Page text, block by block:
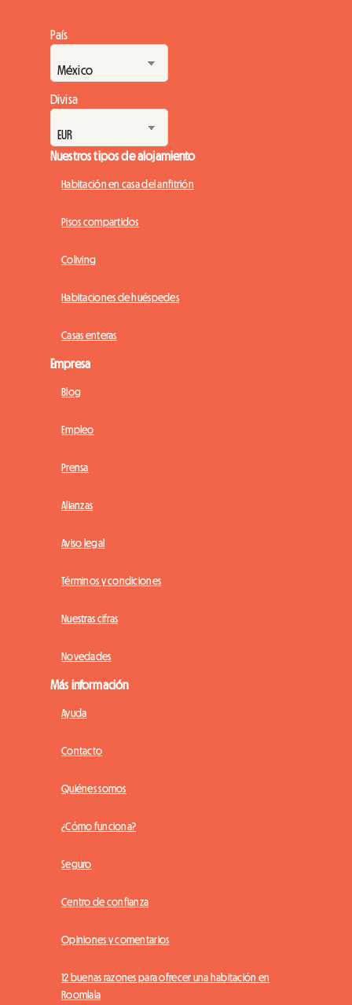
País
Divisa
Nuestros tipos de alojamiento
Habitación en casa del anfitrión
Pisos compartidos
Coliving
Habitaciones de huéspedes
Casas enteras
Empresa
Blog
Empleo
Prensa
Alianzas
Aviso legal
Términos y condiciones
Nuestras cifras
Novedades
Más información
Ayuda
Contacto
Quiénes somos
¿Cómo funciona?
Seguro
Centro de confianza
Opiniones y comentarios
12 buenas razones para ofrecer una habitación en
Roomlala